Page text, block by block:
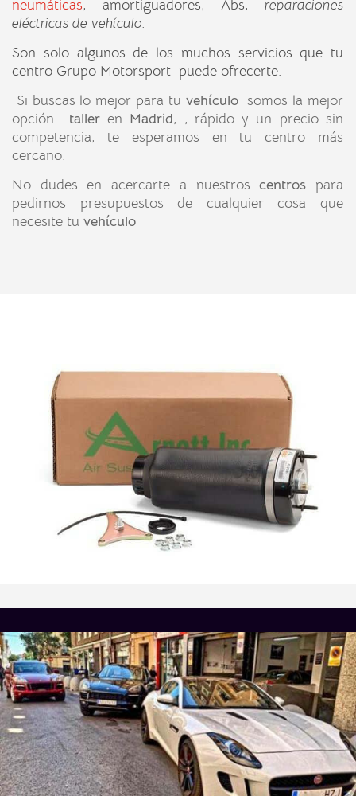
neumáticas, amortiguadores, Abs, reparaciones
eléctricas de vehículo.
Son solo algunos de los muchos servicios que tu
centro Grupo Motorsport puede ofrecerte.
Si buscas lo mejor para tu vehículo somos la mejor
opción talleren Madrid, , rápido y un precio sin
competencia, te esperamos en tu centro más
cercano.
No dudes en acercarte a nuestros centros para
pedirnos presupuestos de cualquier cosa que
necesite tu vehículo